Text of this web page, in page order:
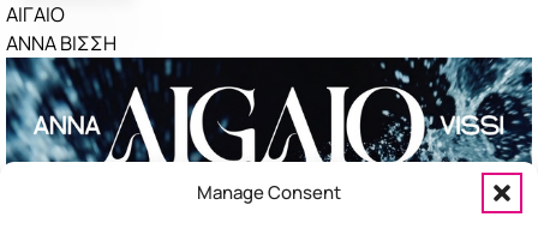
Manage Consent
Ακούστηκαν πριν λίγο
ΤΕΛΕΙΑ
ΠΕΤΡΟΣ ΙΑΚΩΒΙΔΗΣ
ΣΑΝ ΝΑΥΑΓΟΙ
ΝΙΝΟ
ΣΟΥΣΟΥΡΟ
ΑΙΓΑΙΟ
ΑΝΝΑ ΒΙΣΣΗ